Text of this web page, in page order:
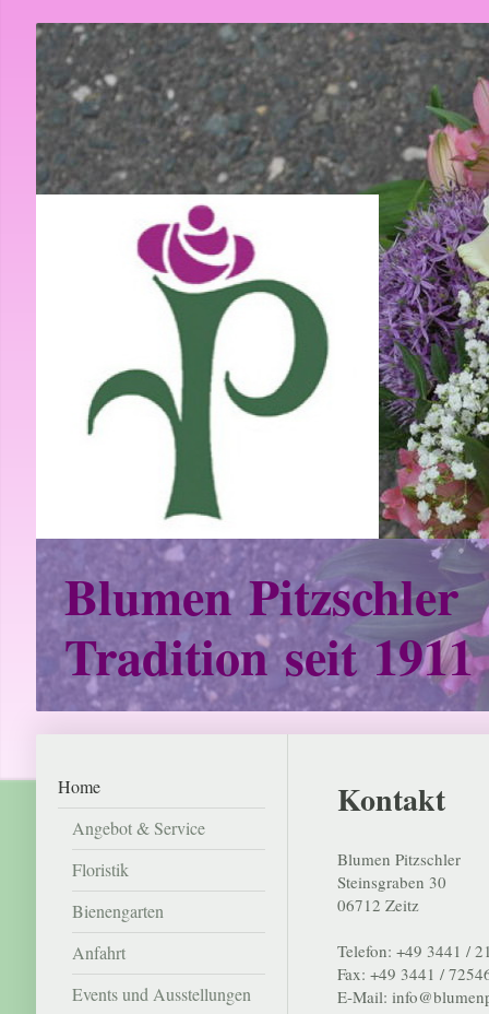
Blumen Pitzschler
Tradition seit 1911
Home
Angebot & Service
Floristik
Bienengarten
Anfahrt
Events und Ausstellungen
Kontakt
Blumen Pitzschler
Steinsgraben 30
06712 Zeitz
Telefon: +49 3441 /
Fax: +49 3441 /
E-Mail: